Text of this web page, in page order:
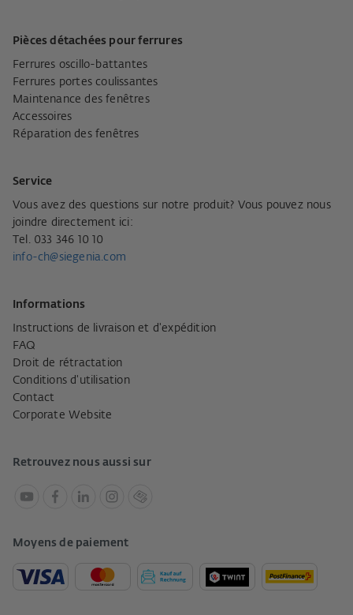
Pièces détachées pour ferrures
Ferrures oscillo-battantes
Ferrures portes coulissantes
Maintenance des fenêtres
Accessoires
Réparation des fenêtres
Service
Vous avez des questions sur notre produit? Vous pouvez nous
joindre directement ici:
Tel. 033 346 10 10
info-ch@siegenia.com
Informations
Instructions de livraison et d'expédition
FAQ
Droit de rétractation
Conditions d'utilisation
Contact
Corporate Website
Retrouvez nous aussi sur
Moyens de paiement